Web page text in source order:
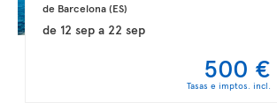
de Barcelona (ES)
de 12 sepa 22 sep
500 €
Tasas e imptos. incl.